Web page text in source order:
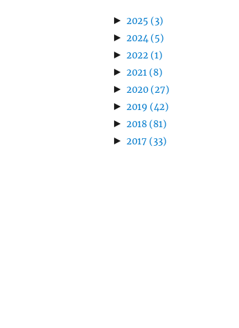
► 2025(3)
► 2024(5)
► 2022(1)
► 2021(8)
► 2020(27)
► 2019(42)
► 2018(81)
► 2017(33)